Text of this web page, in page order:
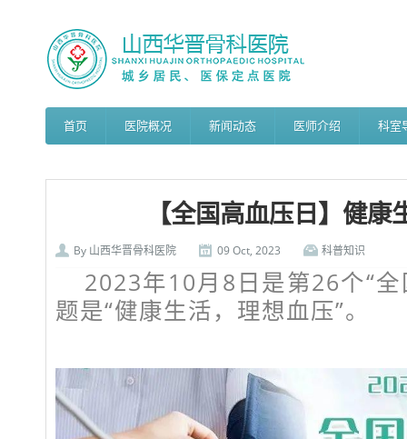
首页 医院概况 新闻动态 医师介绍 科室
【全国高血压日】健康
By 山西华晋骨科医院 09 Oct, 2023 科普知识
2023年10月8日是第26个“
题是“健康生活，理想血压”。